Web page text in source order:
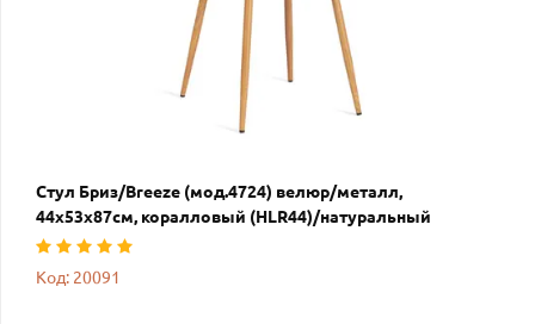
Стул Бриз/Breeze (мод.4724) велюр/металл,
44х53х87см, коралловый (HLR44)/натуральный
Код: 20091